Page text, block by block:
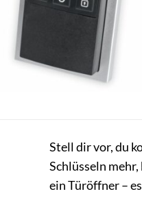
Stell dir vor, du
Schlüsseln
ein Türöffner –